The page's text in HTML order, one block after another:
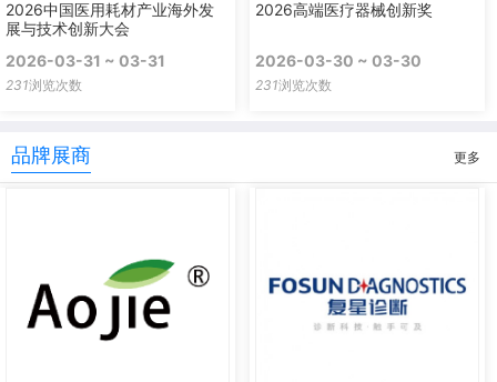
2026中国医用耗材产业海外发
展与技术创新大会
2026-03-31 ~ 03-31
231浏览次数
2026高端医疗器械创新奖
2026-03-30 ~ 03-30
231浏览次数
品牌展商 更多